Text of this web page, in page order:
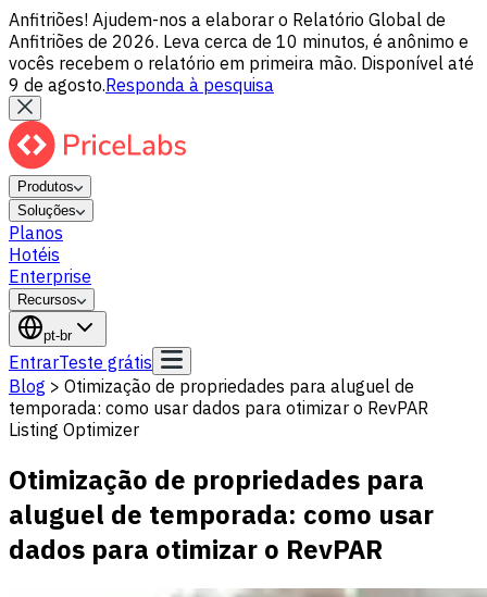
Anfitriões! Ajudem-nos a elaborar o Relatório Global de
Anfitriões de 2026. Leva cerca de 10 minutos, é anônimo e
vocês recebem o relatório em primeira mão. Disponível até
9 de agosto.Responda à pesquisa
Produtos
Soluções
Planos
Hotéis
Enterprise
Recursos
pt-br
EntrarTeste grátis
Blog > Otimização de propriedades para aluguel de
temporada: como usar dados para otimizar o RevPAR
Listing Optimizer
Otimização de propriedades para
aluguel de temporada: como usar
dados para otimizar o RevPAR